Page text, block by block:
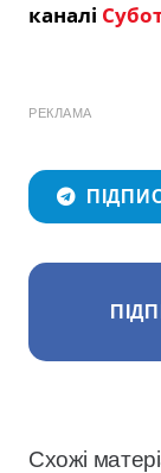
каналі
РЕКЛАМА
Схожі